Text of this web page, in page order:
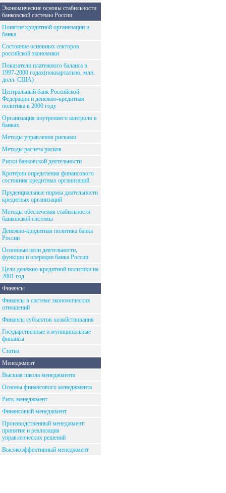
Экономические основы стабильности
банковской системы России
Понятие кридитной организации и
банка
Состояние основных секторов
российской экономики
Показатели платежного баланса в
1997-2000 годах(поквартально, млн.
долл. США)
Центральный банк Российской
Федерации и денежно-кредитная
политика в 2000 году
Организация внутреннего контроля в
банках
Методы управления рисками
Методы расчета рисков
Риски банковской деятельности
Критерии определения финансового
состояния кредитных организаций
Пруденциальные нормы деятельности
кредитных организаций
Методы обеспечения стабильности
банковской системы
Денежно-кридитная политика банка
России
Основные цели деятельности,
функции и операции банка России
Цели денежно-кредитной политики на
2001 год
Финансы
Финансы в системе экономических
отношений
Финансы субъектов хозяйствования
Государственные и муниципальные
финансы
Статьи
Менеджмент
Высшая школа менеджмента
Основы финансового менеджмента
Риск-менеджмент
Финансовый менеджмент
Производственный менеджмент:
принятие и реализация
управленческих решений
Высокоэффективный менеджмент